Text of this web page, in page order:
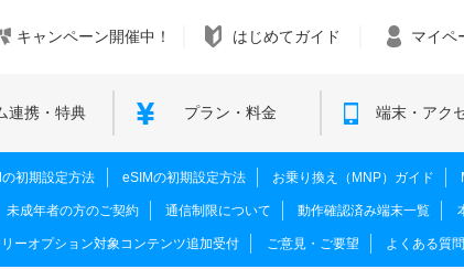
キャンペーン開催中！ はじめてガイド マイペ
連携・特典 プラン・料金 端末・アク
初期設定方法 eSIMの初期設定方法 お乗り換え（MNP）ガイド
未成年者の方のご契約 通信制限について 動作確認済み端末一覧
ーオプション対象コンテンツ追加受付 ご意見・ご要望 よくある質問